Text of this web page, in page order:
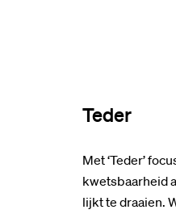
Teder
Met ‘Teder’
kwetsbaarheid
lijkt te draaien.